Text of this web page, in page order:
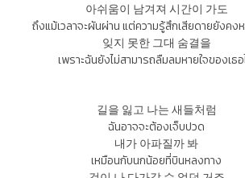
아쉬움이 남겨져 시간이 가도
ถึงแม้เวลาจะผันผ่าน แต่ความรู้สึกเสียดายยังคง
잊지 못한 그대 숨결을
เพราะฉันยังไม่สามารถลืมลมหายใจของเธ
길을 잃고 나는 새들처럼
ฉันอาจจะต้องเจ็บปวด
내가 아파질까 봐
เหมือนกับนกน้อยที่บินหลงทาง